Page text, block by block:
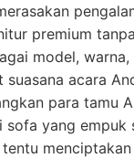
premium
model,
suasana acara
para tamu
sofa yang empuk
tentu